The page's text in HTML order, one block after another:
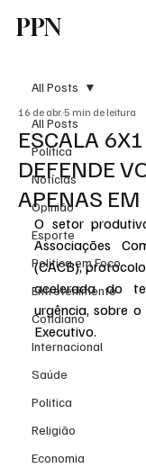
PPN
All Posts
Política
Notícias
Opinião
Esporte
Politica em Foco
Entretenimento
Cotidiano
Internacional
Saúde
Politica
Religião
Economia
All Posts
ESCALA
DEFENDE
APENAS
16 de abr.5 min de leitura
O setor
Associações
(CACB),
acelerada do
urgência, sobre
Executivo.